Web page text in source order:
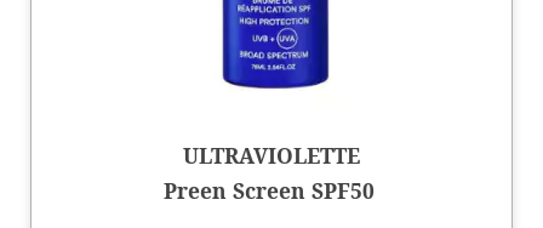
ULTRAVIOLETTE
Preen Screen SPF50